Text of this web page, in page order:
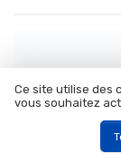
Denormandie
rentabilité
Ce site utilise des
vous souhaitez